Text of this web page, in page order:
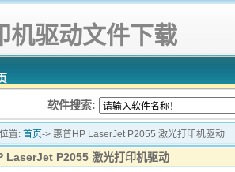
机驱动文件下载
软件搜索:
置: 首页-> 惠普HP LaserJet P2055 激光打印机驱动
LaserJet P2055 激光打印机驱动